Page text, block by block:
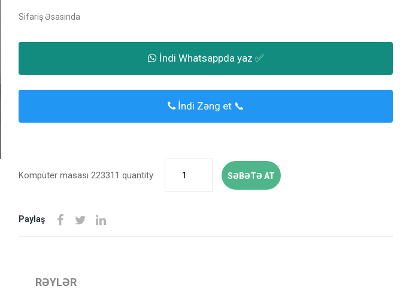
Sifariş Əsasında
İndi Whatsappda yaz ✅
İndi Zəng et 📞
Kompüter masası 223311 quantity SƏBƏTƏ AT
Paylaş
RƏYLƏR